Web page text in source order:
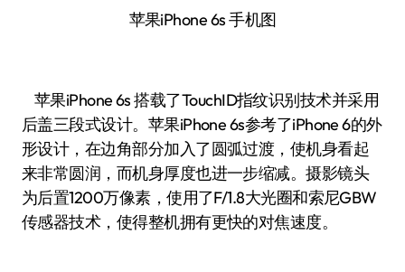
苹果iPhone 6s 手机图
苹果iPhone 6s 搭载了TouchID指纹识别技术并采用
后盖三段式设计。苹果iPhone 6s参考了iPhone 6的外
形设计，在边角部分加入了圆弧过渡，使机身看起
来非常圆润，而机身厚度也进一步缩减。摄影镜头
为后置1200万像素，使用了F/1.8大光圈和索尼GBW
传感器技术，使得整机拥有更快的对焦速度。